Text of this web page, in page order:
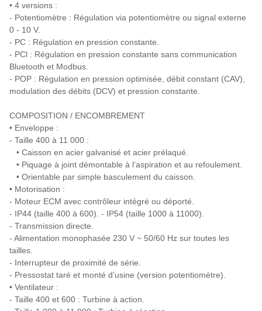
• 4 versions :
- Potentiomètre : Régulation via potentiomètre ou signal externe
0 - 10 V.
- PC : Régulation en pression constante.
- PCl : Régulation en pression constante sans communication
Bluetooth et Modbus.
- POP : Régulation en pression optimisée, débit constant (CAV),
modulation des débits (DCV) et pression constante.
COMPOSITION / ENCOMBREMENT
• Enveloppe :
- Taille 400 à 11 000 :
• Caisson en acier galvanisé et acier prélaqué.
• Piquage à joint démontable à l’aspiration et au refoulement.
• Orientable par simple basculement du caisson.
• Motorisation :
- Moteur ECM avec contrôleur intégré ou déporté.
- IP44 (taille 400 à 600). - IP54 (taille 1000 à 11000).
- Transmission directe.
- Alimentation monophasée 230 V ~ 50/60 Hz sur toutes les
tailles.
- Interrupteur de proximité de série.
- Pressostat taré et monté d’usine (version potentiomètre).
• Ventilateur :
- Taille 400 et 600 : Turbine à action.